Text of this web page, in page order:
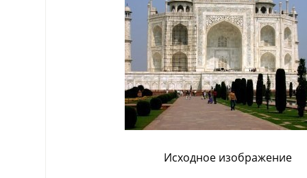
Исходное изображение